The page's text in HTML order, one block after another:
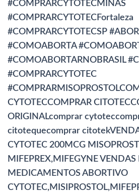
#COMPRARCYTOTECMINAS
#COMPRARCYTOTECFortaleza
#COMPRARCYTOTECSP
#COMOABORTA
#COMOABORTARNOBRASIL
#COMPRARCYTOTEC
CYTOTECCOMPRAR
ORIGINALcomprar
citotequecomprar
CYTOTEC 200MCG
MIFEPREX,MIFEGYNE VENDAS
MEDICAMENTOS ABORTIVO